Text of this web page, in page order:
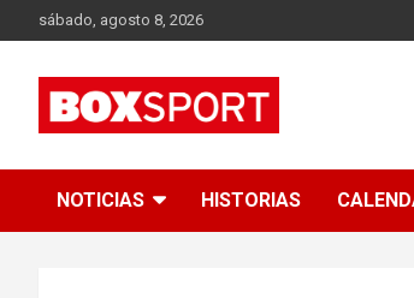
to
sábado, agosto 8, 2026
BOXSPORT
NOTICIAS HISTORIAS